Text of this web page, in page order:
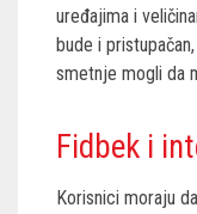
uređajima i
bude i
smetnje mogli da
Fidbek i
Korisnici moraju